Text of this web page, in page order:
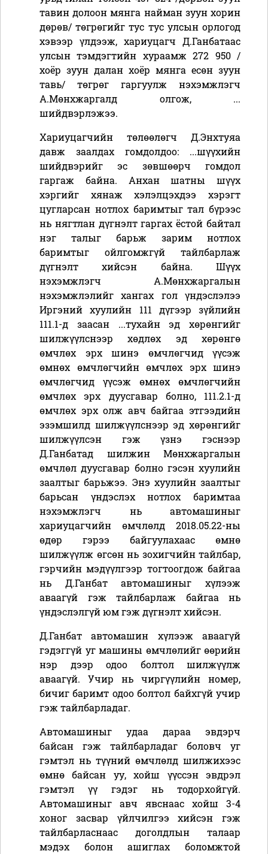
тавин долоон мянга найман зуун хорин
дөрөв/ төгрөгийг тус тус улсын орлогод
хэвээр үлдээж, хариуцагч Д.Ганбатаас
улсын тэмдэгтийн хураамж 272 950 /
хоёр зуун далан хоёр мянга есөн зуун
тавь/ төгрөг гаргуулж нэхэмжлэгч
А.Мөнхжаргалд олгож,
...
шийдвэрлэжээ.
Хариуцагчийн төлөөлөгч Д.Энхтуяа
давж заалдах гомдолдоо: ...шүүхийн
шийдвэрийг эс зөвшөөрч гомдол
гаргаж байна. Анхан шатны шүүх
хэргийг хянаж хэлэлцэхдээ хэрэгт
цугларсан нотлох баримтыг тал бүрээс
нь нягтлан дүгнэлт гаргах ёстой байтал
нэг талыг барьж зарим нотлох
баримтыг ойлгомжгүй тайлбарлаж
дүгнэлт хийсэн байна. Шүүх
нэхэмжлэгч А.Мөнхжаргалын
нэхэмжлэлийг хангах гол үндэслэлээ
Иргэний хуулийн 111 дүгээр зүйлийн
111.1-д заасан ...тухайн эд хөрөнгийг
шилжүүлснээр хөдлөх эд хөрөнгө
өмчлөх эрх шинэ өмчлөгчид үүсэж
өмнөх өмчлөгчийн өмчлөх эрх шинэ
өмчлөгчид үүсэж өмнөх өмчлөгчийн
өмчлөх эрх дуусгавар болно, 111.2.1-д
өмчлөх эрх олж авч байгаа этгээдийн
эзэмшилд шилжүүлснээр эд хөрөнгийг
шилжүүлсэн гэж үзнэ гэснээр
Д.Ганбатад шилжин Мөнхжаргалын
өмчлөл дуусгавар болно гэсэн хуулийн
заалтыг барьжээ. Энэ хуулийн заалтыг
барьсан үндэслэх нотлох баримтаа
нэхэмжлэгч нь автомашиныг
хариуцагчийн өмчлөлд 2018.05.22-ны
өдөр гэрээ байгуулахаас өмнө
шилжүүлж өгсөн нь зохигчийн тайлбар,
гэрчийн мэдүүлгээр тогтоогдож байгаа
нь Д.Ганбат автомашиныг хүлээж
аваагүй гэж тайлбарлаж байгаа нь
үндэслэлгүй юм гэж дүгнэлт хийсэн.
Д.Ганбат автомашин хүлээж аваагүй
гэдэггүй уг машины өмчлөлийг өөрийн
нэр дээр одоо болтол шилжүүлж
аваагүй. Учир нь чиргүүлийн номер,
бичиг баримт одоо болтол байхгүй учир
гэж тайлбарладаг.
Автомашиныг удаа дараа эвдэрч
байсан гэж тайлбарладаг боловч уг
гэмтэл нь түүний өмчлөлд шилжихээс
өмнө байсан уу, хойш үүссэн эвдрэл
гэмтэл үү гэдэг нь тодорхойгүй.
Автомашиныг авч явснаас хойш 3-4
хоног засвар үйлчилгээ хийсэн гэж
тайлбарласнаас доголдлын талаар
мэдэх болон ашиглах боломжтой